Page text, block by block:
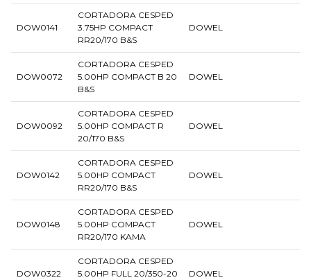
DOW0141
CORTADORA CESPED
3.75HP COMPACT
RR20/170 B&S
DOWEL
DOW0072
CORTADORA CESPED
5.00HP COMPACT B 20
B&S
DOWEL
DOW0092
CORTADORA CESPED
5.00HP COMPACT R
20/170 B&S
DOWEL
DOW0142
CORTADORA CESPED
5.00HP COMPACT
RR20/170 B&S
DOWEL
DOW0148
CORTADORA CESPED
5.00HP COMPACT
RR20/170 KAMA
DOWEL
DOW0322
CORTADORA CESPED
5.00HP FULL 20/350-20
DOWEL